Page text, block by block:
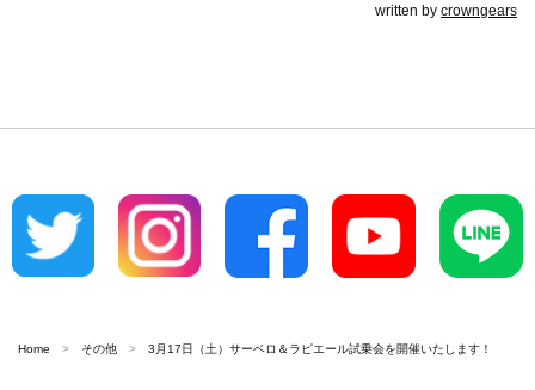
written by crowngears
Home その他 3月17日（土）サーベロ＆ラピエール試乗会を開催いたします！